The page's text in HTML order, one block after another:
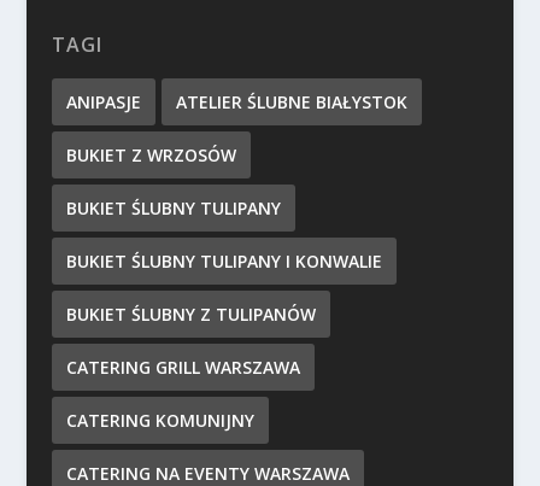
TAGI
ANIPASJE ATELIER ŚLUBNE BIAŁYSTOK
BUKIET Z WRZOSÓW
BUKIET ŚLUBNY TULIPANY
BUKIET ŚLUBNY TULIPANY I KONWALIE
BUKIET ŚLUBNY Z TULIPANÓW
CATERING GRILL WARSZAWA
CATERING KOMUNIJNY
CATERING NA EVENTY WARSZAWA